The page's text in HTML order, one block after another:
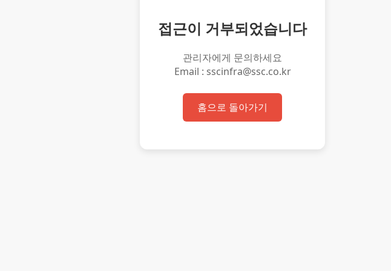
접근이 거부되었습니다
관리자에게 문의하세요
Email : sscinfra@ssc.co.kr
홈으로 돌아가기